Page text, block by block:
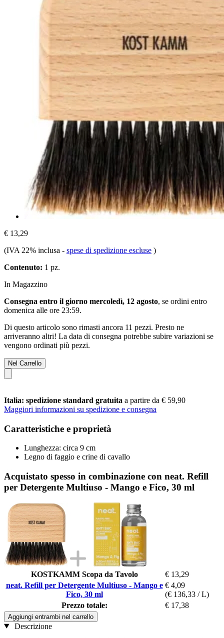
€ 13,29
(IVA 22% inclusa - spese di spedizione escluse )
Contenuto: 1 pz.
In Magazzino
Consegna entro il giorno mercoledì, 12 agosto, se ordini entro
domenica alle ore 23:59.
Di questo articolo sono rimasti ancora 11 pezzi. Presto ne
arriveranno altri! La data di consegna potrebbe subire variazioni se
vengono ordinati più pezzi.
Nel Carrello
Italia: spedizione standard gratuita a partire da € 59,90
Maggiori informazioni su spedizione e consegna
Caratteristiche e proprietà
Lunghezza: circa 9 cm
Legno di faggio e crine di cavallo
Acquistato spesso in combinazione con neat. Refill
per Detergente Multiuso - Mango e Fico, 30 ml
KOSTKAMM Scopa da Tavolo
€ 13,29
neat. Refill per Detergente Multiuso - Mango e
Fico, 30 ml
€ 4,09
(€ 136,33 / L)
Prezzo totale:
€ 17,38
Aggiungi entrambi nel carrello
Descrizione